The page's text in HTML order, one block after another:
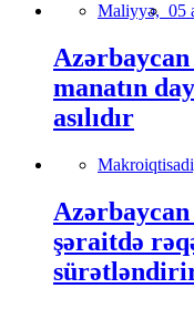
Maliyyə, 05
manatın
asılıdır
şəraitdə